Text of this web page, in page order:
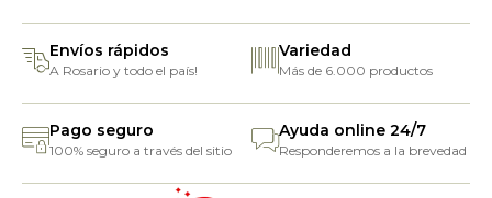
Envíos rápidos
A Rosario y todo el país!
Variedad
Más de 6.000 productos
Pago seguro
100% seguro a través del sitio
Ayuda online 24/7
Responderemos a la brevedad